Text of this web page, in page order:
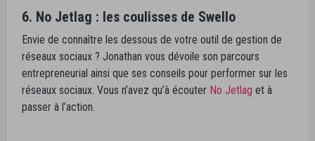
6. No Jetlag : les coulisses de Swello
Envie de connaître les dessous de votre outil de gestion de
réseaux sociaux ? Jonathan vous dévoile son parcours
entrepreneurial ainsi que ses conseils pour performer sur les
réseaux sociaux. Vous n’avez qu’à écouter No Jetlag et à
passer à l’action.